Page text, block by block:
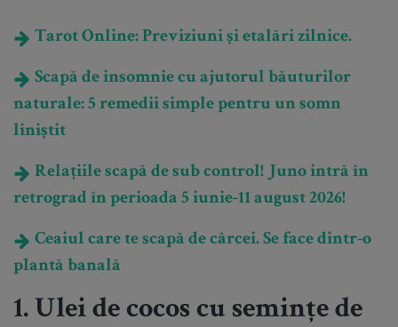
Tarot Online: Previziuni și etalări zilnice.
Scapă de insomnie cu ajutorul băuturilor
naturale: 5 remedii simple pentru un somn
liniștit
Relațiile scapă de sub control! Juno intră în
retrograd în perioada 5 iunie-11 august 2026!
Ceaiul care te scapă de cârcei. Se face dintr-o
plantă banală
1. Ulei de cocos cu semințe de